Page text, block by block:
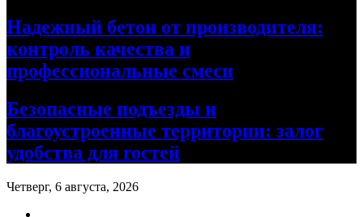
Надежный бетон от производителя:
контроль качества и
профессиональные смеси
Безопасные подъезды и
благоустроенные территории: залог
удобства для гостей
Четверг, 6 августа, 2026